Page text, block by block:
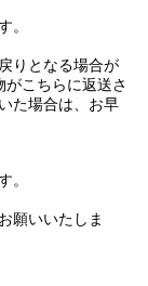
。
りとなる場合が
こちらに返送さ
た場合は、お早
。
願いいたしま